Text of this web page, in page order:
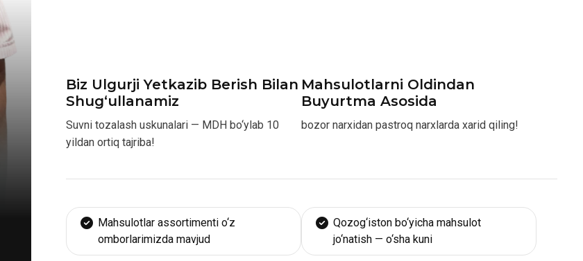
Biz Ulgurji Yetkazib Berish Bilan
Shug‘ullanamiz
Suvni tozalash uskunalari — MDH bo‘ylab 10
yildan ortiq tajriba!
Mahsulotlarni Oldindan
Buyurtma Asosida
bozor narxidan pastroq narxlarda xarid qiling!
Mahsulotlar assortimenti o‘z
omborlarimizda mavjud
Qozog‘iston bo‘yicha mahsulot
jo‘natish — o‘sha kuni